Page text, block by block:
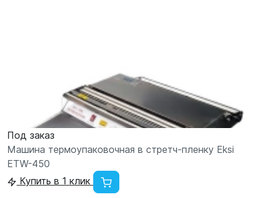
Под заказ
Машина термоупаковочная в стретч-пленку Eksi
ETW-450
Купить в 1 клик